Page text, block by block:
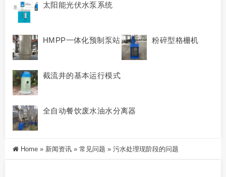
太阳能光伏水泵系统
HMPP一体化预制泵站 粉碎型格栅机
截流井的基本运行模式
全自动餐饮废水油水分离器
Home » 新闻资讯 » 常见问题 » 污水处理现阶段的问题